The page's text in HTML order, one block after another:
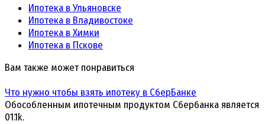
Ипотека в Ульяновске
Ипотека в Владивостоке
Ипотека в Химки
Ипотека в Пскове
Вам также может понравиться
Что нужно чтобы взять ипотеку в СберБанке
Обособленным ипотечным продуктом Сбербанка является
01.1k.